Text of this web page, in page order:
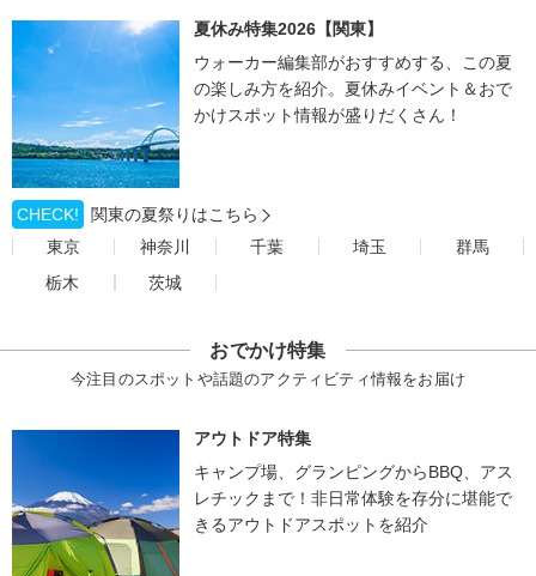
夏休み特集2026【関東】
ウォーカー編集部がおすすめする、この夏
の楽しみ方を紹介。夏休みイベント＆おで
かけスポット情報が盛りだくさん！
CHECK!
関東の夏祭りはこちら
東京
神奈川 千葉 埼玉
群馬
栃木
茨城
おでかけ特集
今注目のスポットや話題のアクティビティ情報をお届け
アウトドア特集
キャンプ場、グランピングからBBQ、アス
レチックまで！非日常体験を存分に堪能で
きるアウトドアスポットを紹介